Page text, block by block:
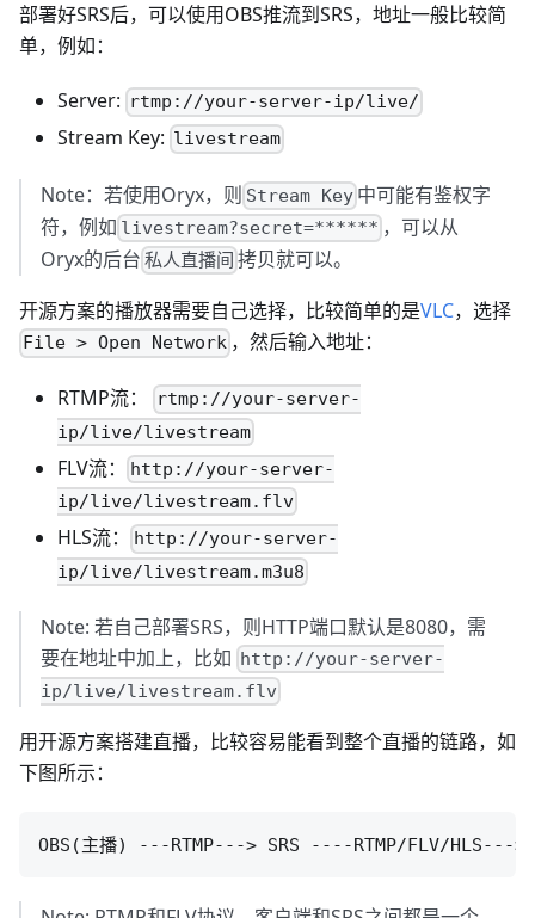
部署好SRS后，可以使用OBS推流到SRS，地址一般比较简
单，例如：
Server: rtmp://your-server-ip/live/
Stream Key: livestream
Note：若使用Oryx，则 Stream Key 中可能有鉴权字
符，例如 livestream?secret=****** ，可以从
Oryx的后台 私人直播间 拷贝就可以。
开源方案的播放器需要自己选择，比较简单的是VLC，选择
File > Open Network ，然后输入地址：
RTMP流：
rtmp://your-server-
ip/live/livestream
FLV流：
http://your-server-
ip/live/livestream.flv
HLS流：
http://your-server-
ip/live/livestream.m3u8
Note: 若自己部署SRS，则HTTP端口默认是8080，需
要在地址中加上，比如 http://your-server-
ip/live/livestream.flv
用开源方案搭建直播，比较容易能看到整个直播的链路，如
下图所示：